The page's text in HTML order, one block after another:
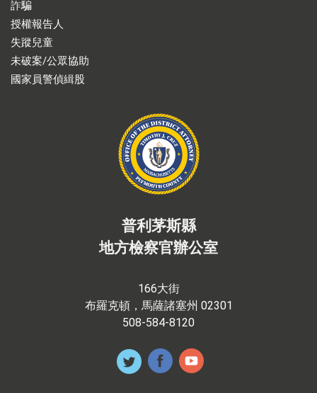
詐騙
授權報告人
失蹤兒童
未破案/公眾協助
國家員警偵緝股
普利茅斯縣
地方檢察官辦公室
166大街
布羅克頓，馬薩諸塞州 02301
508-584-8120